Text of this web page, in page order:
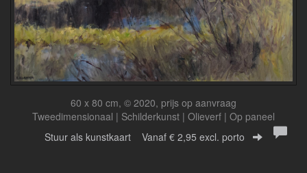
60 x 80 cm, © 2020, prijs op aanvraag
Tweedimensionaal | Schilderkunst | Olieverf | Op paneel
Stuur als kunstkaart Vanaf € 2,95 excl. porto